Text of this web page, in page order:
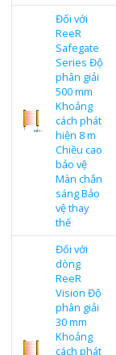
Đối với
ReeR
Safegate
Series Độ
phân giải
500 mm
Khoảng
cách phát
hiện 8 m
Chiều cao
bảo vệ
Màn chắn
sáng Bảo
vệ thay
thế
Đối với
dòng
ReeR
Vision Độ
phân giải
30 mm
Khoảng
cách phát